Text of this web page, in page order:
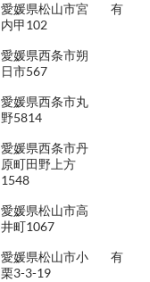
愛媛県松山市宮
内甲102
有
愛媛県西条市朔
日市567
愛媛県西条市丸
野5814
愛媛県西条市丹
原町田野上方
1548
愛媛県松山市高
井町1067
愛媛県松山市小
栗3-3-19
有